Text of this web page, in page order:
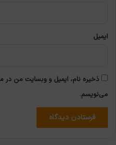
ایمیل
ذخیره نام، ایمیل و وبسایت من در
می‌نویسم.